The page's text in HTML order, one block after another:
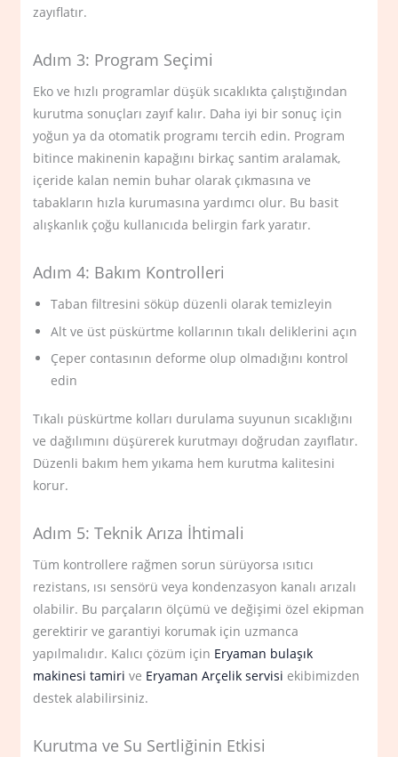
zayıflatır.
Adım 3: Program Seçimi
Eko ve hızlı programlar düşük sıcaklıkta çalıştığından
kurutma sonuçları zayıf kalır. Daha iyi bir sonuç için
yoğun ya da otomatik programı tercih edin. Program
bitince makinenin kapağını birkaç santim aralamak,
içeride kalan nemin buhar olarak çıkmasına ve
tabakların hızla kurumasına yardımcı olur. Bu basit
alışkanlık çoğu kullanıcıda belirgin fark yaratır.
Adım 4: Bakım Kontrolleri
Taban filtresini söküp düzenli olarak temizleyin
Alt ve üst püskürtme kollarının tıkalı deliklerini açın
Çeper contasının deforme olup olmadığını kontrol
edin
Tıkalı püskürtme kolları durulama suyunun sıcaklığını
ve dağılımını düşürerek kurutmayı doğrudan zayıflatır.
Düzenli bakım hem yıkama hem kurutma kalitesini
korur.
Adım 5: Teknik Arıza İhtimali
Tüm kontrollere rağmen sorun sürüyorsa ısıtıcı
rezistans, ısı sensörü veya kondenzasyon kanalı arızalı
olabilir. Bu parçaların ölçümü ve değişimi özel ekipman
gerektirir ve garantiyi korumak için uzmanca
yapılmalıdır. Kalıcı çözüm için Eryaman bulaşık
makinesi tamiri ve Eryaman Arçelik servisi ekibimizden
destek alabilirsiniz.
Kurutma ve Su Sertliğinin Etkisi